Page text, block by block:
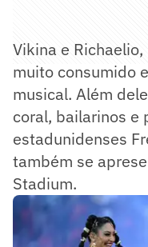
Vikina e
muito consumido
musical. Além
coral, bailarinos e
estadunidenses
também se
Stadium.